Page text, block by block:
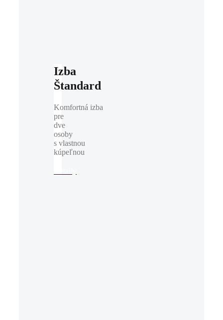
Izba
Štandard
Komfortná izba
pre
dve
osoby
s vlastnou
kúpeľnou